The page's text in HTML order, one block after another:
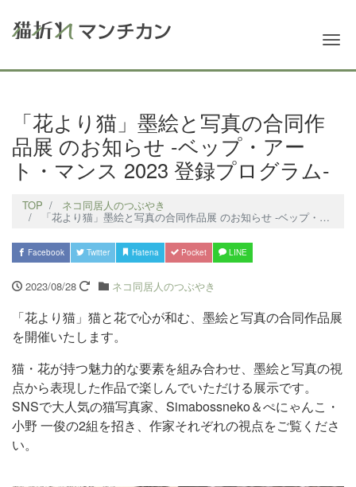
「花より猫」墨絵と写真の合同作
品展 のお知らせ -ベップ・アー
ト・マンス 2023 登録プログラム-
TOP ネコ同居人のつぶやき
「花より猫」墨絵と写真の合同作品展 のお知らせ -ベップ・アート・マンス 2023 登録プログラム-
Facebook Twitter Hatena Pocket LINE
2023/08/28 ネコ同居人のつぶやき
「花より猫」猫と花で心が和む、墨絵と写真の合同作品展
を開催いたします。
猫・花が持つ魅力的な要素を組み合わせ、墨絵と写真の視
点から表現した作品で楽しんでいただける展示です。
SNSで大人気の猫写真家、Simabossneko＆ぺにゃんこ・
小野 一俊の2組を招き、作家それぞれの視点をご覧くださ
い。